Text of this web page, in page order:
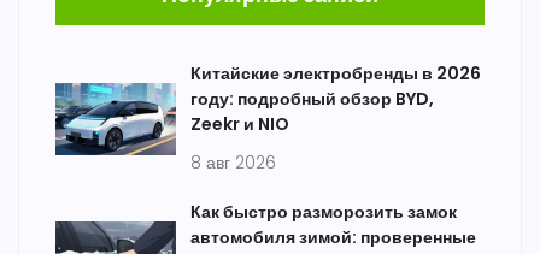
Китайские электробренды в 2026
году: подробный обзор BYD,
Zeekr и NIO
8 авг 2026
Как быстро разморозить замок
автомобиля зимой: проверенные